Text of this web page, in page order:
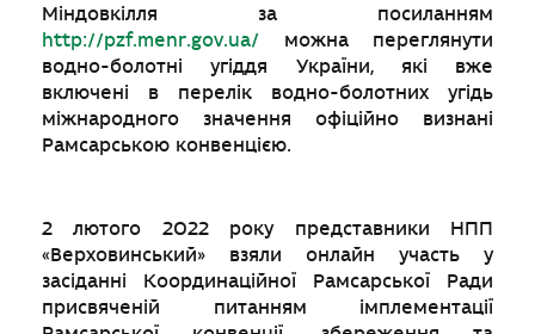
Міндовкілля за посиланням
http://pzf.menr.gov.ua/ можна переглянути
водно-болотні угіддя України, які вже
включені в перелік водно-болотних угідь
міжнародного значення офіційно визнані
Рамсарською конвенцією.
2 лютого 2022 року представники НПП
«Верховинський» взяли онлайн участь у
засіданні Координаційної Рамсарської Ради
присвяченій питанням імплементації